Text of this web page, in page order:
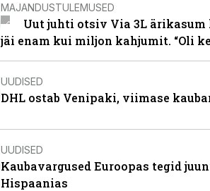
MAJANDUSTULEMUSED
Uut juhti otsiv Via 3L ärikasum
jäi enam kui miljon kahjumit. “Oli
UUDISED
DHL ostab Venipaki, viimase
UUDISED
Kaubavargused Euroopas tegid
Hispaanias